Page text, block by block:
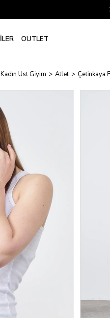
Kadın Üst Giyim Atlet Çetinkaya